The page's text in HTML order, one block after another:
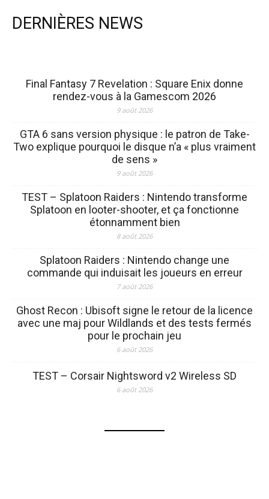
DERNIÈRES NEWS
Final Fantasy 7 Revelation : Square Enix donne
rendez-vous à la Gamescom 2026
9 août 2026
GTA 6 sans version physique : le patron de Take-
Two explique pourquoi le disque n’a « plus vraiment
de sens »
9 août 2026
TEST – Splatoon Raiders : Nintendo transforme
Splatoon en looter-shooter, et ça fonctionne
étonnamment bien
8 août 2026
Splatoon Raiders : Nintendo change une
commande qui induisait les joueurs en erreur
7 août 2026
Ghost Recon : Ubisoft signe le retour de la licence
avec une maj pour Wildlands et des tests fermés
pour le prochain jeu
6 août 2026
TEST – Corsair Nightsword v2 Wireless SD
6 août 2026